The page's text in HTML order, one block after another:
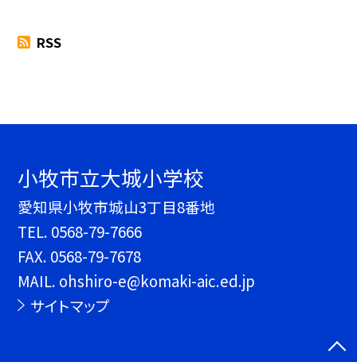
RSS
小牧市立大城小学校
愛知県小牧市城山3丁目8番地
TEL. 0568-79-7666
FAX. 0568-79-7678
MAIL. ohshiro-e@komaki-aic.ed.jp
サイトマップ